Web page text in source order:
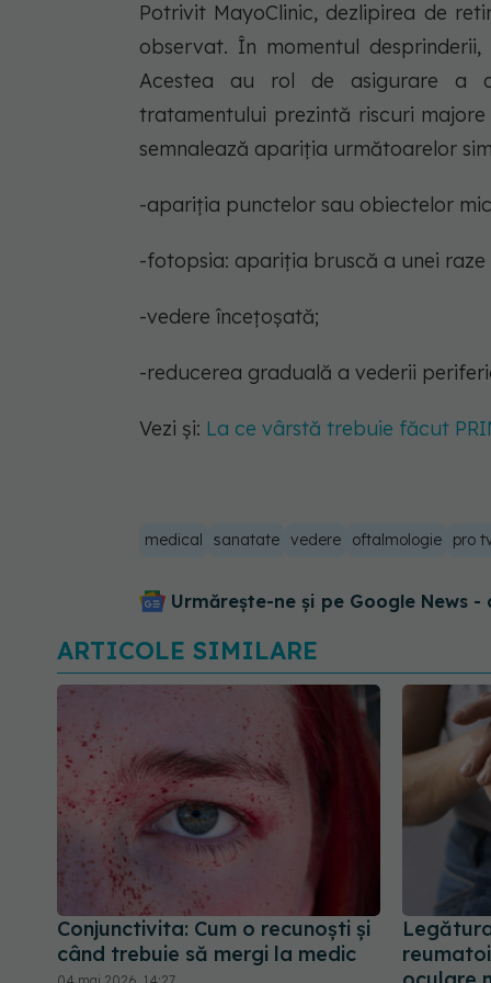
Potrivit MayoClinic, dezlipirea de
observat. În momentul
Acestea au rol de asigurare a
tratamentului prezintă riscuri
semnalează apariția următoarelor
-apariția punctelor sau obiectelor
-fotopsia: apariția bruscă a unei raze
-vedere încețoșată;
-reducerea graduală a vederii
Vezi și: La ce vârstă trebuie făcut
medical sanatate vedere oftalmologie pro
Urmărește-ne și pe Google News -
ARTICOLE SIMILARE
Conjunctivita: Cum o recunoști și
când trebuie să mergi la medic